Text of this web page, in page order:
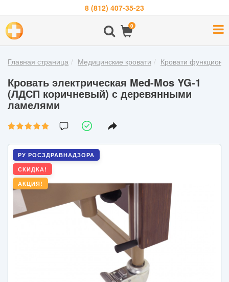
8 (812) 407-35-23
0
О
компании
Бренды
Покупателям
Новости
Акции
Контакты
Войти
Главная страница Медицинские кровати Кровати
Кровать электрическая Med-Mos YG-1
(ЛДСП коричневый) с деревянными
ламелями
РУ РОСЗДРАВНАДЗОРА
СКИДКА!
АКЦИЯ!